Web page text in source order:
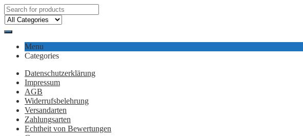
Menu
Categories
Datenschutzerklärung
Impressum
AGB
Widerrufsbelehrung
Versandarten
Zahlungsarten
Echtheit von Bewertungen